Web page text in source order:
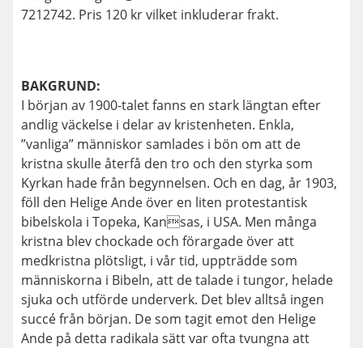
7212742. Pris 120 kr vilket inkluderar frakt.
BAKGRUND:
I början av 1900-talet fanns en stark längtan efter
andlig väckelse i delar av kristenheten. Enkla,
”vanliga” människor samlades i bön om att de
kristna skulle återfå den tro och den styrka som
Kyrkan hade från begynnelsen. Och en dag, år 1903,
föll den Helige Ande över en liten protestantisk
bibelskola i Topeka, Kansas, i USA. Men många
kristna blev chockade och förargade över att
medkristna plötsligt, i vår tid, uppträdde som
människorna i Bibeln, att de talade i tungor, helade
sjuka och utförde underverk. Det blev alltså ingen
succé från början. De som tagit emot den Helige
Ande på detta radikala sätt var ofta tvungna att